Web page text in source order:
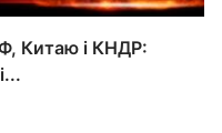
Китаю і КНДР: